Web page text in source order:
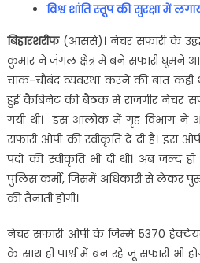
विश्व शांति स्तूप की सुरक्षा में
बिहारशरीफ(आससे)। नेचर सफारी के
कुमार ने जंगल क्षेत्र में बने सफारी घूमने
चाक-चौबंद व्यवस्था करने की बात
हुई कैबिनेट की बैठक में राजगीर नेचर
गयी थी। इस आलोक में गृह विभाग ने
सफारी ओपी की स्वीकृति दे दी है। इस
पदों की स्वीकृति भी दी थी। अब जल्द
पुलिस कर्मी, जिसमें अधिकारी से लेकर
की तैनाती होगी।
नेचर सफारी ओपी के जिम्मे 5370
के साथ ही पार्श्व में बन रहे जू सफारी भी